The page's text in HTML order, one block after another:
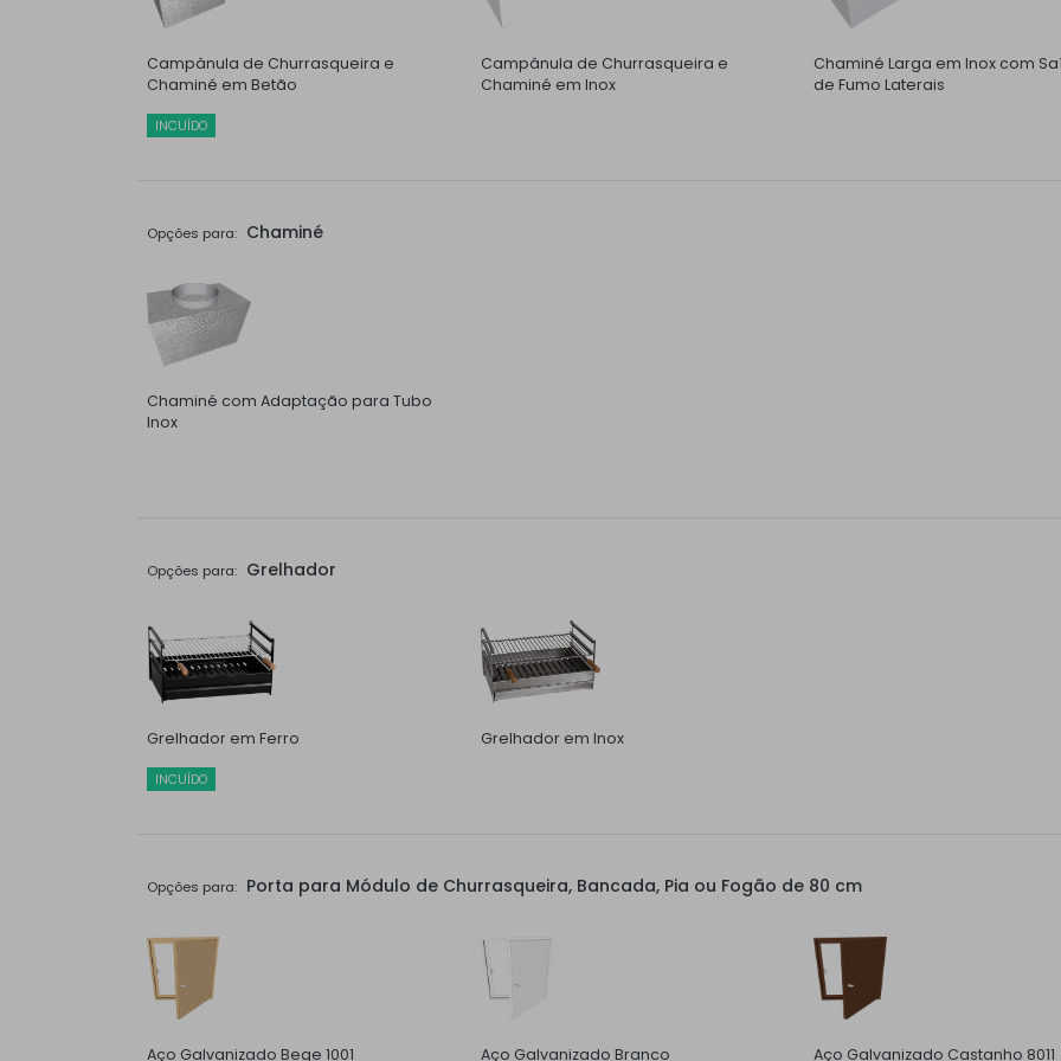
Campânula de Churrasqueira e
Chaminé em Betão
INCUÍDO
Campânula de Churrasqueira e
Chaminé em Inox
Chaminé Larga em Inox com
de Fumo Laterais
Opções para: Chaminé
Chaminé com Adaptação para Tubo
Inox
Opções para: Grelhador
Grelhador em Ferro
INCUÍDO
Grelhador em Inox
Opções para: Porta para Módulo de Churrasqueira, Bancada, Pia ou Fogão de 80 cm
Aço Galvanizado Bege 1001 Aço Galvanizado Branco Aço Galvanizado Castanho 8011